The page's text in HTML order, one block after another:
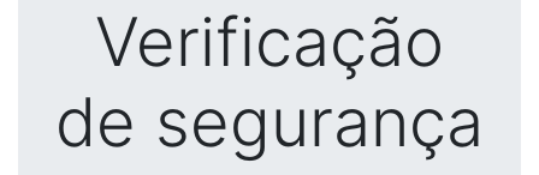
Verificação
de segurança